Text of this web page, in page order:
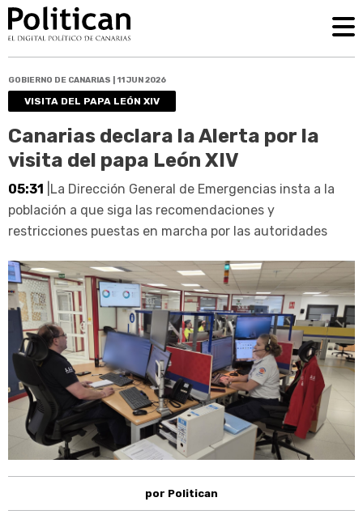
GOBIERNO DE CANARIAS | 11 JUN 2026
VISITA DEL PAPA LEÓN XIV
Canarias declara la Alerta por la
visita del papa León XIV
05:31 |La Dirección General de Emergencias insta a la
población a que siga las recomendaciones y
restricciones puestas en marcha por las autoridades
por Politican